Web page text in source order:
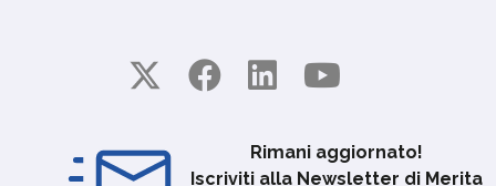
Rimani aggiornato!
Iscriviti alla Newsletter di Merita